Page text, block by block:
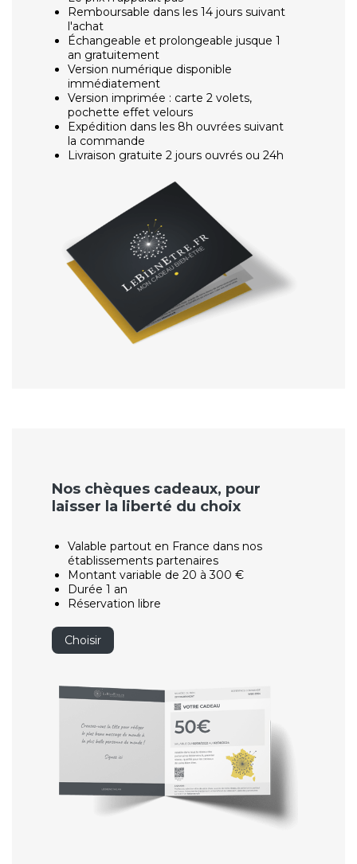
Remboursable dans les 14 jours suivant
l'achat
Échangeable et prolongeable jusque 1
an gratuitement
Version numérique disponible
immédiatement
Version imprimée : carte 2 volets,
pochette effet velours
Expédition dans les 8h ouvrées suivant
la commande
Livraison gratuite 2 jours ouvrés ou 24h
Nos chèques cadeaux, pour
laisser la liberté du choix
Valable partout en France dans nos
établissements partenaires
Montant variable de 20 à 300 €
Durée 1 an
Réservation libre
Choisir